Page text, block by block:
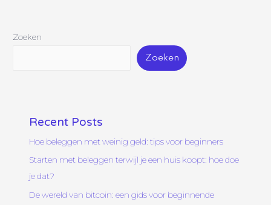
Zoeken
Zoeken
Recent Posts
Hoe beleggen met weinig geld: tips voor beginners
Starten met beleggen terwijl je een huis koopt: hoe doe
je dat?
De wereld van bitcoin: een gids voor beginnende